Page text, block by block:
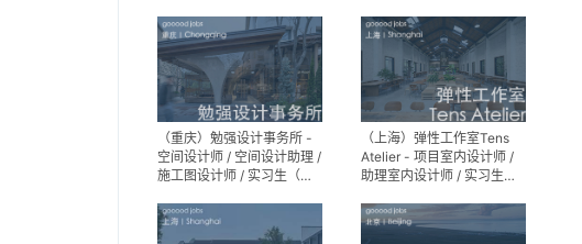
（重庆）勉强设计事务所 -
空间设计师 / 空间设计助理 /
施工图设计师 / 实习生（长
（上海）弹性工作室Tens
Atelier - 项目室内设计师 /
助理室内设计师 / 实习生